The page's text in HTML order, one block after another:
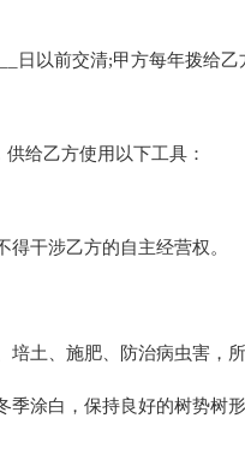
以前交清;甲方每年拨给乙
给乙方使用以下工具：
干涉乙方的自主经营权。
土、施肥、防治病虫害，所
涂白，保持良好的树势树